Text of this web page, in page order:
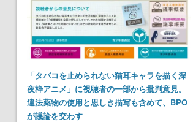
「タバコを止められない猫耳キャラを描く深
夜枠アニメ」に視聴者の一部から批判意見。
違法薬物の使用と思しき描写も含めて、BPO
が議論を交わす